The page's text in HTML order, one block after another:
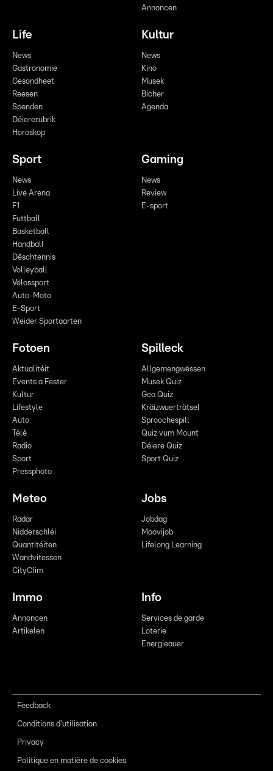
Annoncen
Life
News
Gastronomie
Gesondheet
Reesen
Spenden
Déiererubrik
Horoskop
Kultur
News
Kino
Musek
Bicher
Agenda
Sport
News
Live Arena
F1
Futtball
Basketball
Handball
Dëschtennis
Volleyball
Vëlossport
Auto-Moto
E-Sport
Weider Sportaarten
Gaming
News
Review
E-sport
Fotoen
Aktualitéit
Events a Fester
Kultur
Lifestyle
Auto
Télé
Radio
Sport
Pressphoto
Spilleck
Allgemengwëssen
Musek Quiz
Geo Quiz
Kräizwuerträtsel
Sproochespill
Quiz vum Mount
Déiere Quiz
Sport Quiz
Meteo
Radar
Nidderschléi
Quantitéiten
Wandvitessen
CityClim
Jobs
Jobdag
Moovijob
Lifelong Learning
Immo
Annoncen
Artikelen
Info
Services de garde
Loterie
Energieauer
Feedback
Conditions d'utilisation
Privacy
Politique en matière de cookies